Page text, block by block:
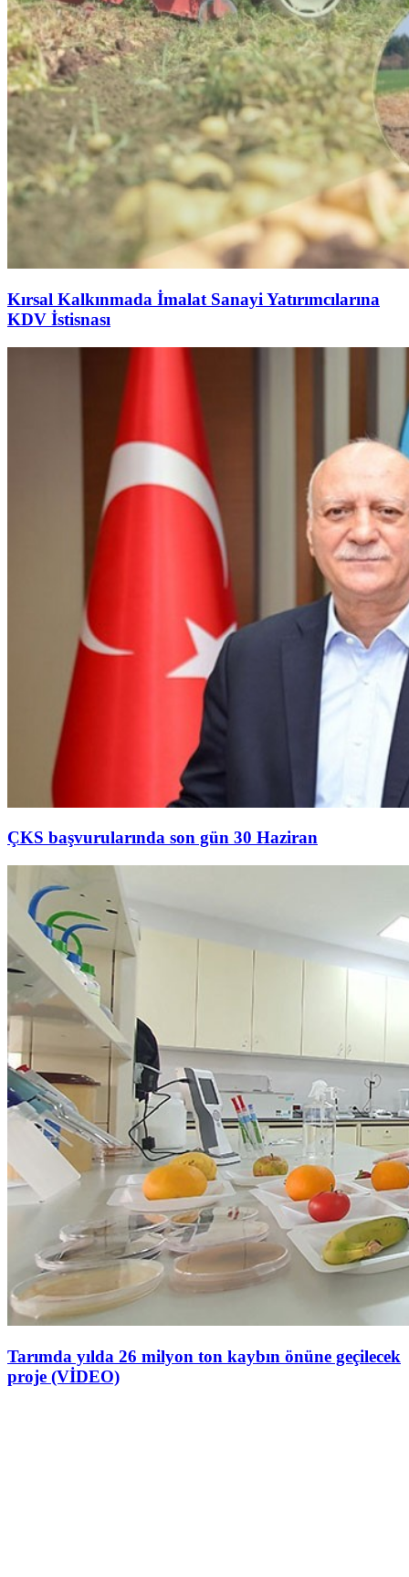
Kırsal Kalkınmada İmalat Sanayi Yatırımcılarına
KDV İstisnası
ÇKS başvurularında son gün 30 Haziran
Tarımda yılda 26 milyon ton kaybın önüne geçilecek
proje (VİDEO)